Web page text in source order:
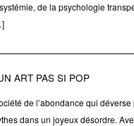
de la psychologie
ART PAS SI POP
de l’abondance qui
dans un joyeux désordre.